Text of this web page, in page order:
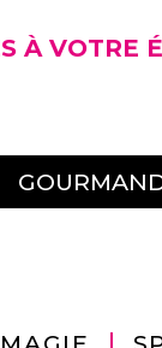
À VOTRE